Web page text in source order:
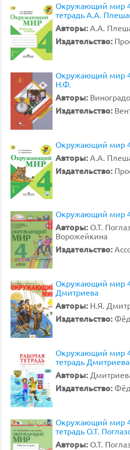
Окружающий мир 4
тетрадь А.А.
Авторы: А.А.
Издательство:
Окружающий мир 4
Н.Ф.
Авторы:
Издательство:
Окружающий мир
Авторы: А.А.
Издательство:
Окружающий мир 4
Авторы: О.Т.
Ворожейкина
Издательство:
Окружающий мир 4
Дмитриева
Авторы: Н.Я.
Издательство:
Окружающий мир 4
тетрадь
Авторы:
Издательство:
Окружающий мир 4
тетрадь О.Т.
Авторы: О.Т.